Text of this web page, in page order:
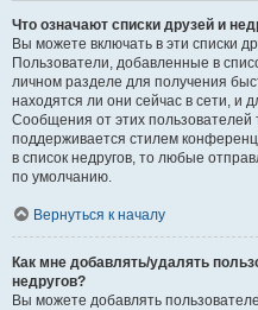
Что означают списки друзей и
Вы можете включать в эти списки
Пользователи, добавленные в
личном разделе для получения
находятся ли они сейчас в сети, и
Сообщения от этих пользователей
поддерживается стилем
в список недругов, то любые
по умолчанию.
Вернуться к началу
Как мне добавлять/удалять
недругов?
Вы можете добавлять